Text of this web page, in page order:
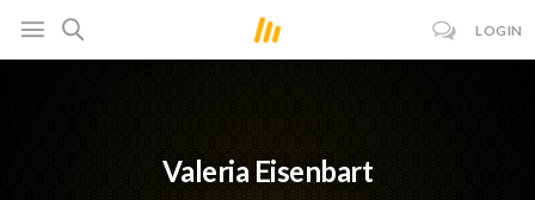
LOGIN
Valeria Eisenbart